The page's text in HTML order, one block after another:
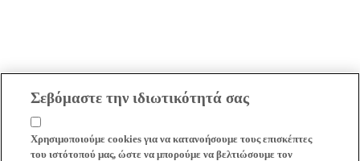
Σεβόμαστε την ιδιωτικότητά σας
Χρησιμοποιούμε cookies για να κατανοήσουμε τους επισκέπτες
του ιστότοπού μας, ώστε να μπορούμε να βελτιώσουμε τον